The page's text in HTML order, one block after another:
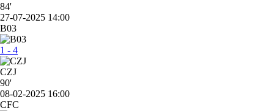
84'
27-07-2025 14:00
B03
1 - 4
CZJ
90'
08-02-2025 16:00
CFC